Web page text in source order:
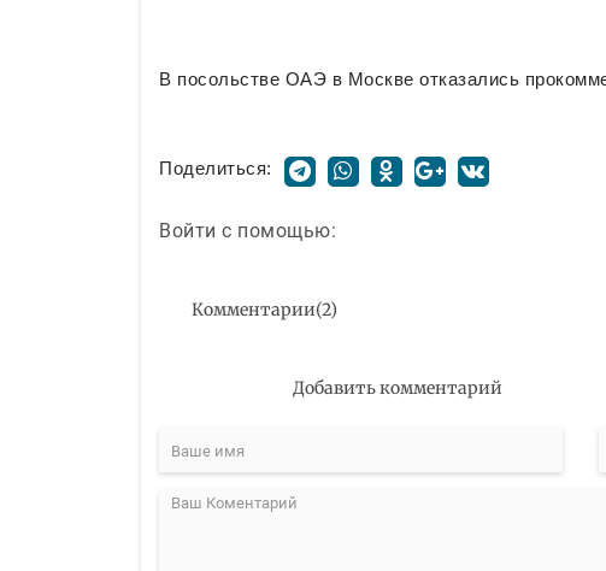
В посольстве ОАЭ в Москве отказались
Поделиться:
Войти с помощью:
Комментарии(2)
Добавить комментарий